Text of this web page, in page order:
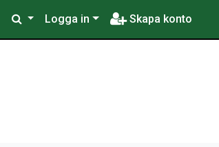
Logga in Skapa konto